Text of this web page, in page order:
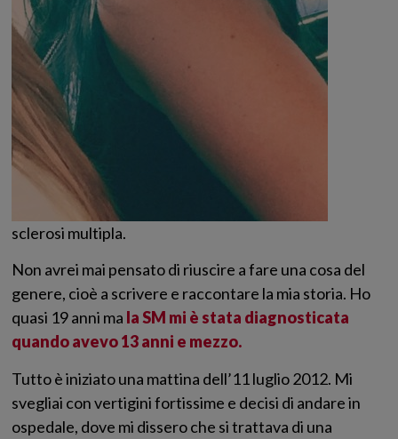
sclerosi multipla.
Non avrei mai pensato di riuscire a fare una cosa del
genere, cioè a scrivere e raccontare la mia storia. Ho
quasi 19 anni ma la SM mi è stata diagnosticata
quando avevo 13 anni e mezzo.
Tutto è iniziato una mattina dell’11 luglio 2012. Mi
svegliai con vertigini fortissime e decisi di andare in
ospedale, dove mi dissero che si trattava di una